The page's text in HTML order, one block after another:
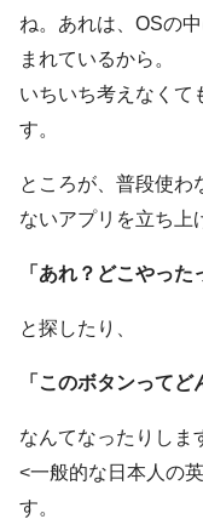
ね。あれは、OSの
まれているから。
いちいち考えなくて
す。
ところが、普段使わ
ないアプリを立ち上
「あれ？どこやった
と探したり、
「このボタンってど
なんてなったりしま
<一般的な日本人の
す。